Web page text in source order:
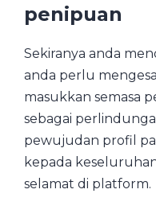
penipuan
Sekiranya anda
anda perlu
masukkan semasa
sebagai
pewujudan profil
kepada
selamat di platform.